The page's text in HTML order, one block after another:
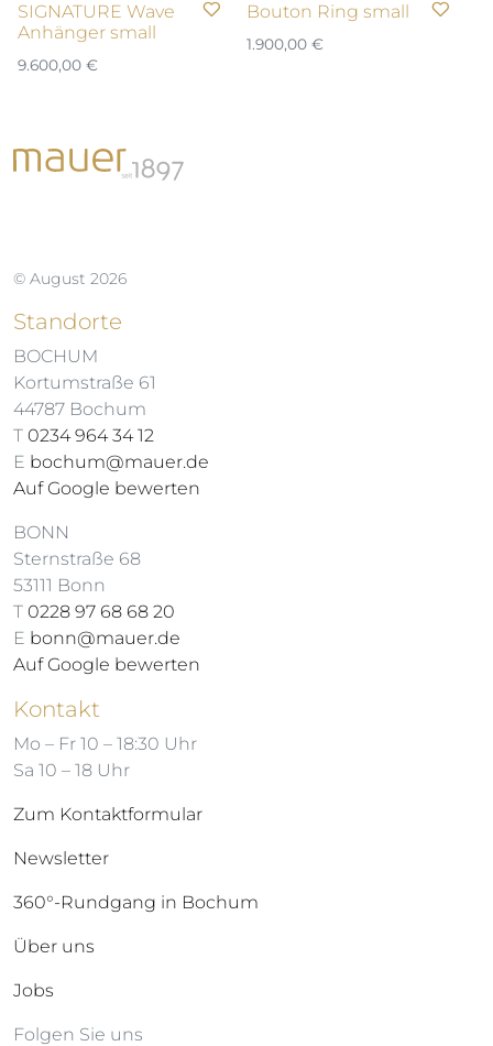
SIGNATURE Wave
Anhänger small
9.600,00 €
Bouton Ring small
1.900,00 €
© August 2026
Standorte
BOCHUM
Kortumstraße 61
44787 Bochum
T 0234 964 34 12
E bochum@mauer.de
Auf Google bewerten
BONN
Sternstraße 68
53111 Bonn
T 0228 97 68 68 20
E bonn@mauer.de
Auf Google bewerten
Kontakt
Mo – Fr 10 – 18:30 Uhr
Sa 10 – 18 Uhr
Zum Kontaktformular
Newsletter
360°-Rundgang in Bochum
Über uns
Jobs
Folgen Sie uns